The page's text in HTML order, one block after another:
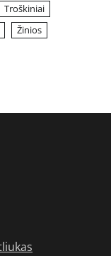
Troškiniai
Žinios